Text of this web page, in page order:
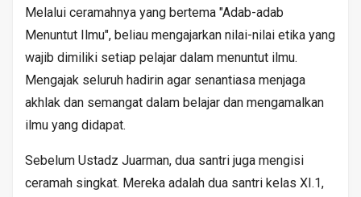
Melalui ceramahnya yang bertema "Adab-adab
Menuntut Ilmu", beliau mengajarkan nilai-nilai etika yang
wajib dimiliki setiap pelajar dalam menuntut ilmu.
Mengajak seluruh hadirin agar senantiasa menjaga
akhlak dan semangat dalam belajar dan mengamalkan
ilmu yang didapat.
Sebelum Ustadz Juarman, dua santri juga mengisi
ceramah singkat. Mereka adalah dua santri kelas XI.1,